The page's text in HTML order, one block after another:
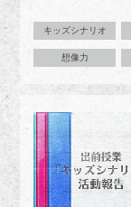
キッズシナリオ
想像力